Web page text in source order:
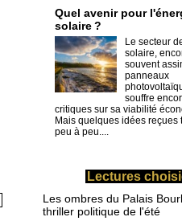
Quel avenir pour
solaire ?
Le secteur
solaire,
souvent
panneaux
souffre
critiques sur sa viabilité
Mais quelques idées reçues
peu à peu....
Lectures
Les ombres du Palais
thriller politique de l'été